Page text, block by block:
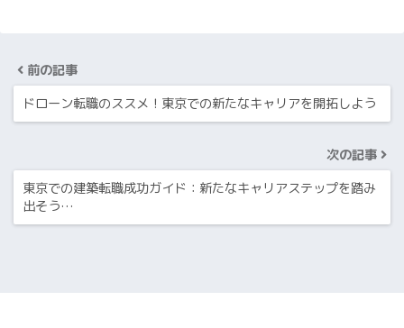
前の記事
ドローン転職のススメ！東京での新たなキャリアを開拓しよう
次の記事
東京での建築転職成功ガイド：新たなキャリアステップを踏み
出そう…